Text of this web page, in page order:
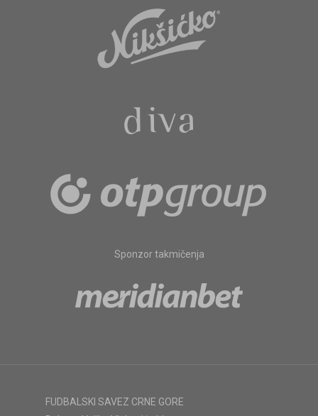
Sponzor takmičenja
FUDBALSKI SAVEZ CRNE GORE